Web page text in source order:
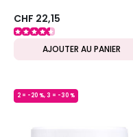
CHF 22,15
AJOUTER AU PANIER
2 = -20 %, 3 = -30 %